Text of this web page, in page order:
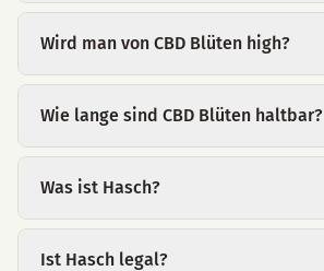
Wird man von CBD Blüten high?
Wie lange sind CBD Blüten haltbar?
Was ist Hasch?
Ist Hasch legal?